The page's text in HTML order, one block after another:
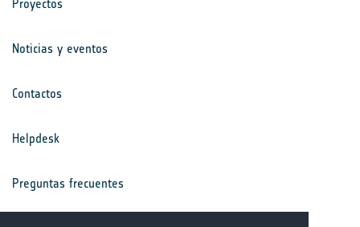
Proyectos
Noticias y eventos
Contactos
Helpdesk
Preguntas frecuentes